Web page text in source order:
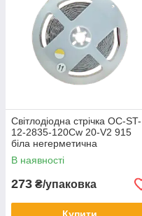
Світлодіодна стрічка ОС-ST-
12-2835-120Cw 20-V2 915
біла негерметична
В наявності
273 ₴/упаковка